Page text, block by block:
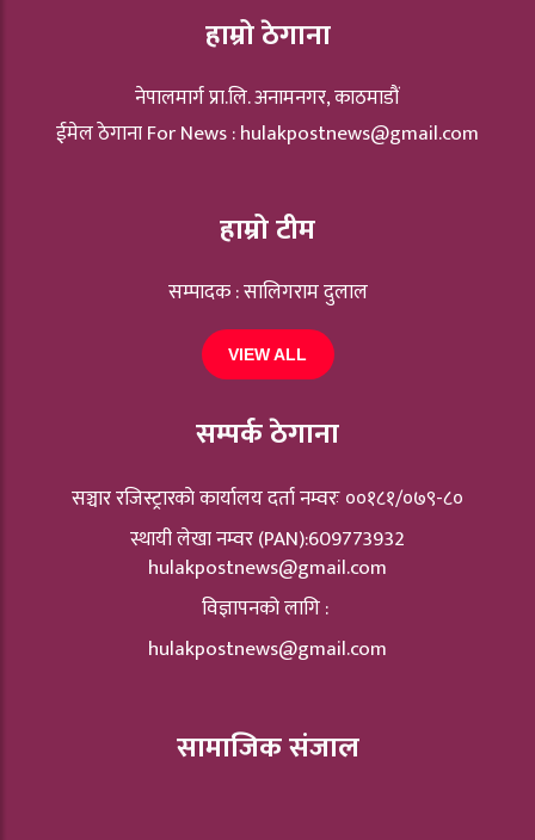
हाम्रो ठेगाना
नेपालमार्ग प्रा.लि. अनामनगर, काठमाडौं
ईमेल ठेगाना For News :hulakpostnews@gmail.com
हाम्रो टीम
सम्पादक : सालिगराम दुलाल
VIEW ALL
सम्पर्क ठेगाना
सञ्चार रजिस्ट्रारकाे कार्यालय दर्ता नम्वरः ००१८१/०७९-८०
स्थायी लेखा नम्वर (PAN):609773932
hulakpostnews@gmail.com
विज्ञापनको लागि :
hulakpostnews@gmail.com
सामाजिक संजाल